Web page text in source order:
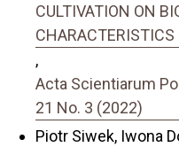
CULTIVATION ON
,
Acta Scientiarum
21 No. 3 (2022)
Piotr Siwek, Iwona